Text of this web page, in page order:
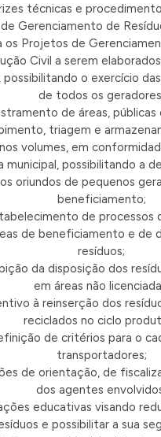
técnicas e
de Gerenciamento de
os Projetos de
Civil a serem
possibilitando o exercício
de todos os
de áreas,
triagem e
volumes, em
municipal, possibilitando a
oriundos de pequenos
beneficiamento;
de processos
de beneficiamento e de
resíduos;
da disposição dos
em áreas não
à reinserção dos
reciclados no ciclo
de critérios para o
transportadores;
de orientação, de
dos agentes
educativas visando
e possibilitar a sua